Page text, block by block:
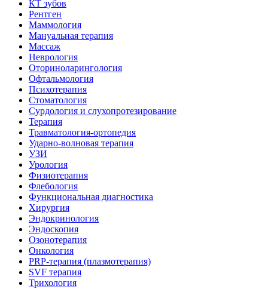
КТ зубов
Рентген
Маммология
Мануальная терапия
Массаж
Неврология
Оториноларингология
Офтальмология
Психотерапия
Стоматология
Сурдология и слухопротезирование
Терапия
Травматология-ортопедия
Ударно-волновая терапия
УЗИ
Урология
Физиотерапия
Флебология
Функциональная диагностика
Хирургия
Эндокринология
Эндоскопия
Озонотерапия
Онкология
PRP-терапия (плазмотерапия)
SVF терапия
Трихология